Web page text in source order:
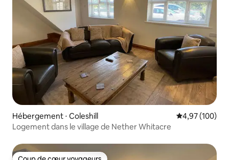
Hébergement ⋅ Coleshill Évaluation
4,97 (100)
Logement dans le village de Nether Whitacre